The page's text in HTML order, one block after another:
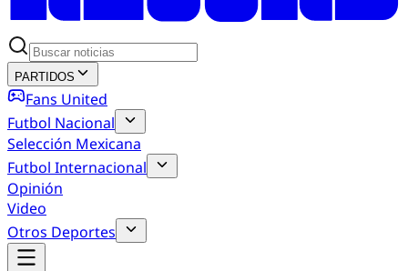
PARTIDOS
Fans United
Futbol Nacional
Selección Mexicana
Futbol Internacional
Opinión
Video
Otros Deportes